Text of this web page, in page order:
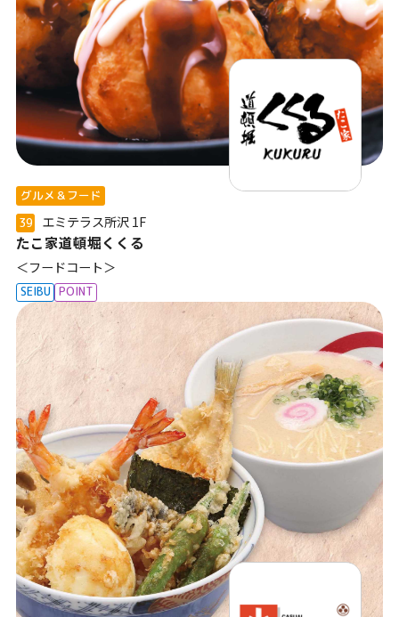
グルメ＆フード
39
エミテラス所沢1F
たこ家道頓堀くくる
＜フードコート＞
SEIBU POINT